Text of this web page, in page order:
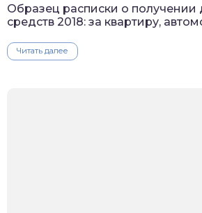
Образец расписки о
средств 2018: за квартиру,
Читать далее